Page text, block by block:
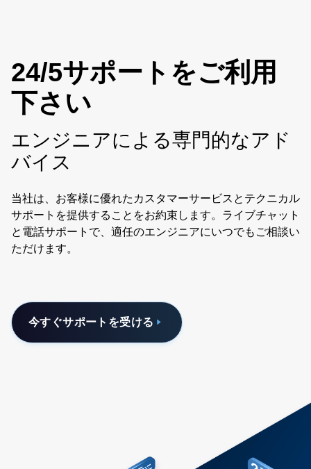
24/5サポートをご利用
下さい
エンジニアによる専門的なアド
バイス
当社は、お客様に優れたカスタマーサービスとテクニカル
サポートを提供することをお約束します。ライブチャット
と電話サポートで、適任のエンジニアにいつでもご相談い
ただけます。
今すぐサポートを受ける